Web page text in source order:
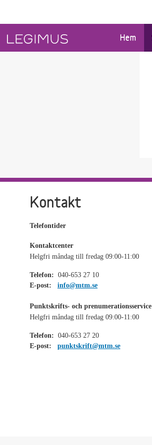
Hem
Kontakt
Telefontider
Kontaktcenter
Helgfri måndag till fredag 09:00-11:00
Telefon: 040-653 27 10
E-post:
info@mtm.se
Punktskrifts- och prenumerationsservice
Helgfri måndag till fredag 09:00-11:00
Telefon: 040-653 27 20
E-post:
punktskrift@mtm.se